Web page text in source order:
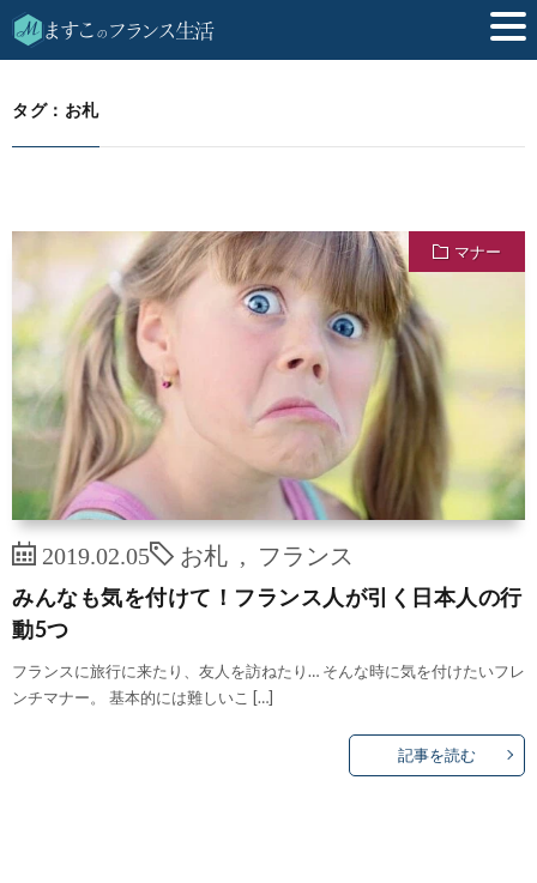
HOME お札
タグ：お札
マナー
2019.02.05 お札 フランス
みんなも気を付けて！フランス人が引く日本人の行
動5つ
フランスに旅行に来たり、友人を訪ねたり… そんな時に気を付けたいフレ
ンチマナー。 基本的には難しいこ […]
記事を読む